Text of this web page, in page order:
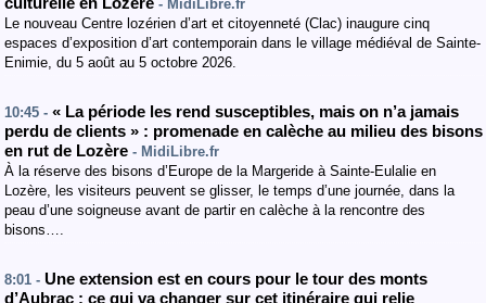
- MidiLibre.fr
Le nouveau Centre lozérien d’art et citoyenneté (Clac) inaugure cinq
espaces d’exposition d’art contemporain dans le village médiéval de Sainte-
Enimie, du 5 août au 5 octobre 2026.
10:45 - « La période les rend susceptibles, mais on n’a jamais
perdu de clients » : promenade en calèche au milieu des bisons
en rut de Lozère - MidiLibre.fr
À la réserve des bisons d’Europe de la Margeride à Sainte-Eulalie en
Lozère, les visiteurs peuvent se glisser, le temps d’une journée, dans la
peau d’une soigneuse avant de partir en calèche à la rencontre des
bisons….
8:01 - Une extension est en cours pour le tour des monts
d’Aubrac : ce qui va changer sur cet itinéraire qui relie